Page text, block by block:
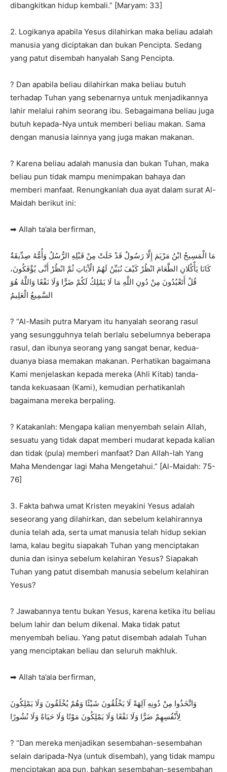
dibangkitkan hidup kembali.” [Maryam: 33]
2. Logikanya apabila Yesus dilahirkan maka beliau adalah
manusia yang diciptakan dan bukan Pencipta. Sedang
yang patut disembah hanyalah Sang Pencipta.
? Dan apabila beliau dilahirkan maka beliau butuh
terhadap Tuhan yang sebenarnya untuk menjadikannya
lahir melalui rahim seorang ibu. Sebagaimana beliau juga
butuh kepada-Nya untuk memberi beliau makan. Sama
dengan manusia lainnya yang juga makan makanan.
? Karena beliau adalah manusia dan bukan Tuhan, maka
beliau pun tidak mampu menimpakan bahaya dan
memberi manfaat. Renungkanlah dua ayat dalam surat Al-
Maidah berikut ini:
➡ Allah ta’ala berfirman,
مَا الْمَسِيحُ ابْنُ مَرْيَمَ إِلَّا رَسُولٌ قَدْ خَلَتْ مِنْ قَبْلِهِ الرُّسُلُ وَأُمُّهُ صِدِّيقَةٌ
كَانَا يَأْكُلَانِ الطَّعَامَ انْظُرْ كَيْفَ نُبَيِّنُ لَهُمُ الْآَيَاتِ ثُمَّ انْظُرْ أَنَّى يُؤْفَكُونَ،
قُلْ أَتَعْبُدُونَ مِنْ دُونِ اللَّهِ مَا لَا يَمْلِكُ لَكُمْ ضَرًّا وَلَا نَفْعًا وَاللَّهُ هُوَ
السَّمِيعُ الْعَلِيمُ
? “Al-Masih putra Maryam itu hanyalah seorang rasul
yang sesungguhnya telah berlalu se­belumnya beberapa
rasul, dan ibunya seorang yang sangat benar, kedua-
duanya biasa memakan makanan. Perhatikan bagaimana
Kami menjelaskan kepada mereka (Ahli Kitab) tanda-
tanda kekuasaan (Kami), kemudian perhatikanlah
bagaimana mereka berpaling.
? Katakanlah: Mengapa kalian menyembah selain Allah,
sesuatu yang tidak dapat memberi mudarat kepada kalian
dan tidak (pula) memberi manfaat? Dan Allah-lah Yang
Maha Mendengar lagi Maha Mengetahui.” [Al-Maidah: 75-
76]
3. Fakta bahwa umat Kristen meyakini Yesus adalah
seseorang yang dilahirkan, dan sebelum kelahirannya
dunia telah ada, serta umat manusia telah hidup sekian
lama, kalau begitu siapakah Tuhan yang menciptakan
dunia dan isinya sebelum kelahiran Yesus? Siapakah
Tuhan yang patut disembah manusia sebelum kelahiran
Yesus?
? Jawabannya tentu bukan Yesus, karena ketika itu beliau
belum lahir dan belum dikenal. Maka tidak patut
menyembah beliau. Yang patut disembah adalah Tuhan
yang menciptakan beliau dan seluruh makhluk.
➡ Allah ta’ala berfirman,
وَاتَّخَذُوا مِنْ دُونِهِ آلِهَةً لَا يَخْلُقُونَ شَيْئًا وَهُمْ يُخْلَقُونَ وَلَا يَمْلِكُونَ
لِأَنْفُسِهِمْ ضَرًّا وَلَا نَفْعًا وَلَا يَمْلِكُونَ مَوْتًا وَلَا حَيَاةً وَلَا نُشُورًا
? “Dan mereka menjadikan sesembahan-sesembahan
selain daripada-Nya (untuk disembah), yang tidak mampu
menciptakan apa pun, bahkan sesembahan-sesembahan